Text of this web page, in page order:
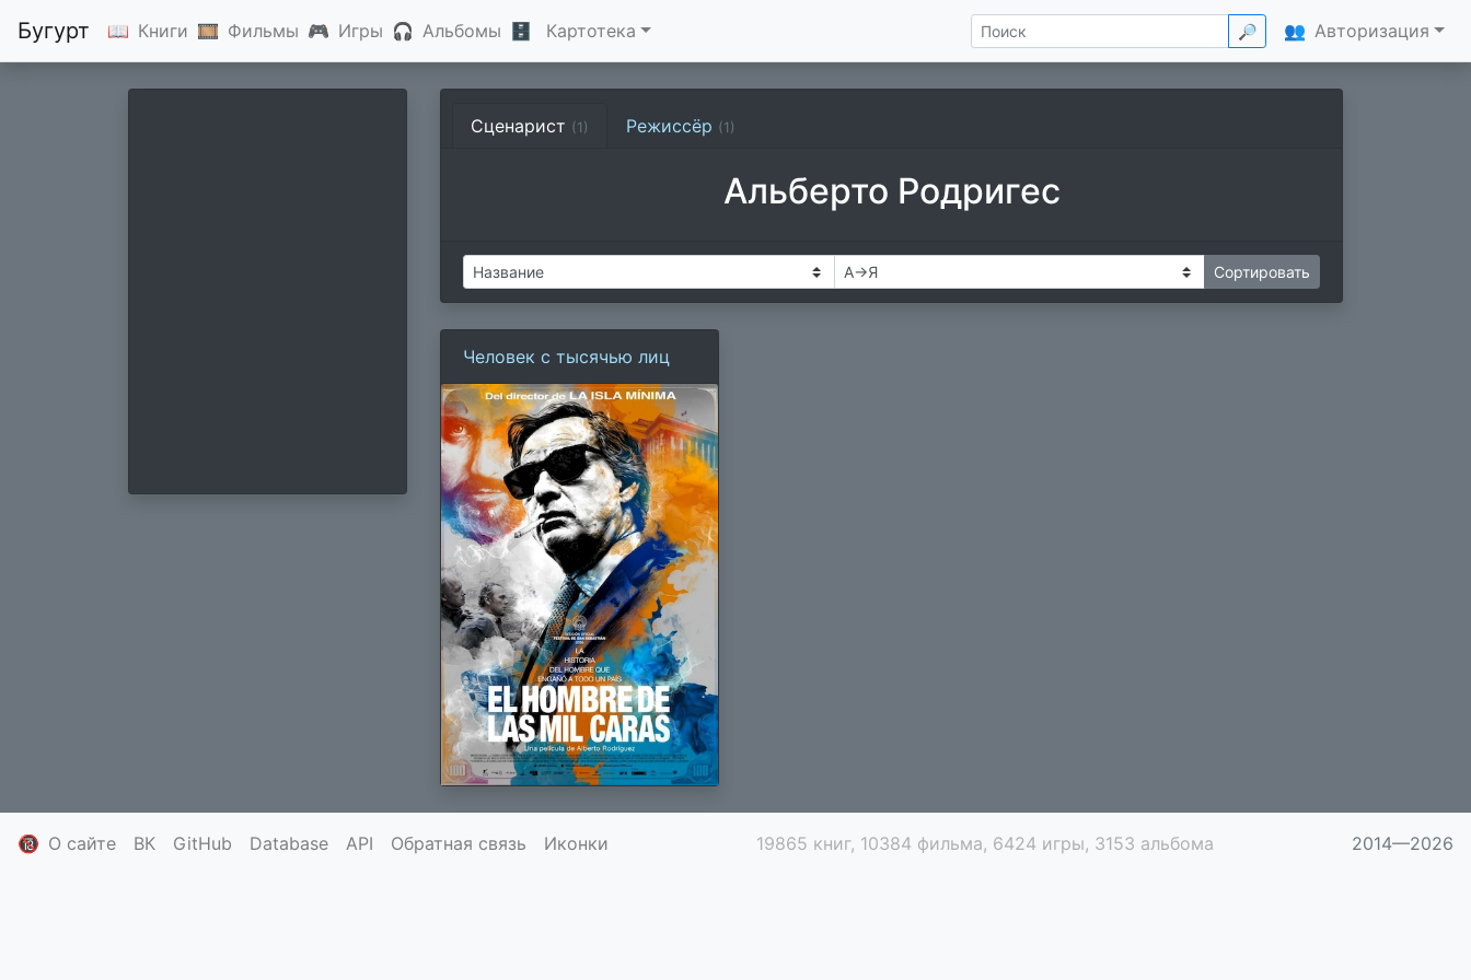
Бугурт 📖 Книги 🎞 Фильмы 🎮 Игры 🎧 Альбомы 🗄 Картотека 🔎 👥 Авторизация
Сценарист (1) Режиссёр (1)
Альберто Родригес
Человек с тысячью лиц
🔞 О сайте ВК GitHub Database API Обратная связь Иконки 19865 книг, 10384 фильма, 6424 игры, 3153 альбома 2014—2026